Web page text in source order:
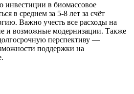
инвестиции в биомассовое
в среднем за 5-8 лет за счёт
Важно учесть все расходы на
и возможные модернизации. Также
перспективу —
поддержки на